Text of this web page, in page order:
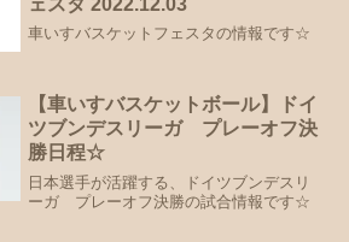
車いすバスケットフェスタの情報です☆
【車いすバスケットボール】ドイ
ツブンデスリーガ プレーオフ決
勝日程☆
日本選手が活躍する、ドイツブンデスリ
ーガ プレーオフ決勝の試合情報です☆